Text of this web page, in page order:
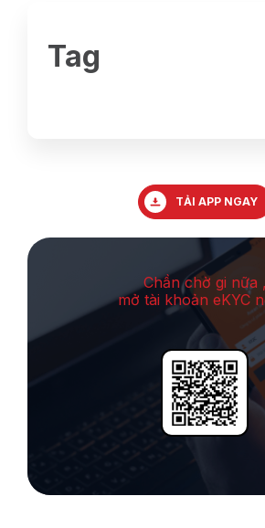
Tag
TẢI APP NGAY
Chần chờ gi nữa ,
mở tài khoản eKYC